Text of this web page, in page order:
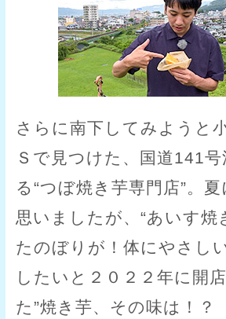
さらに南下してみようと
Ｓで見つけた、国道141号
る“つぼ焼き芋専門店”。
思いましたが、“あいす焼
たのぼりが！体にやさし
したいと２０２２年に開
た”焼き芋、その味は！？